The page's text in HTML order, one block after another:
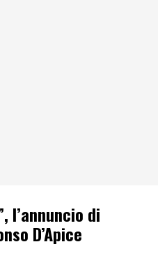
l’annuncio di
D’Apice